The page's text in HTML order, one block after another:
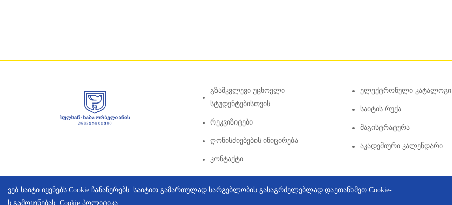
Გზამკვლევი Უცხოელი
Სტუდენტებისთვის
Რეკვიზიტები
Ღონისძიებების Ინიცირება
Კონტაქტი
Ელექტრონული Კატალოგი
Საიტის Რუქა
Მაგისტრატურა
Აკადემიური Კალენდარი
ვებ საიტი იყენებს Cookie ჩანაწერებს. საიტით გამართულად სარგებლობის გასაგრძელებლად დაეთანხმეთ Cookie-
ს გამოყენებას. Cookie პოლიტიკა